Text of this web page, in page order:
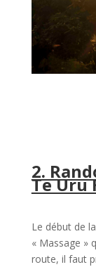
2.
Te Uru
Le début de
« Massage »
route, il faut